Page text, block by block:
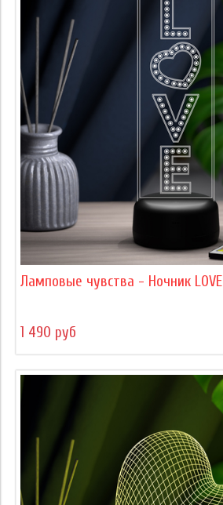
Ламповые чувства - Ночник LOVE
1 490 руб